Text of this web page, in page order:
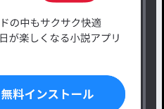
ファンタジー・異世界・SF
ホラー・ミステリー
コメディ